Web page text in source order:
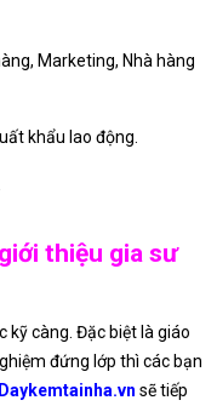
Marketing, Nhà hàng
khẩu lao động.
thiệu gia sư
kỹ càng. Đặc biệt là giáo
đứng lớp thì các bạn
Daykemtainha.vn sẽ tiếp